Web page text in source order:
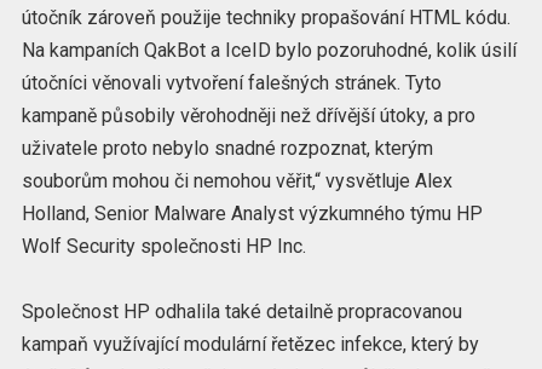
útočník zároveň použije techniky propašování HTML kódu.
Na kampaních QakBot a IceID bylo pozoruhodné, kolik úsilí
útočníci věnovali vytvoření falešných stránek. Tyto
kampaně působily věrohodněji než dřívější útoky, a pro
uživatele proto nebylo snadné rozpoznat, kterým
souborům mohou či nemohou věřit,“ vysvětluje Alex
Holland, Senior Malware Analyst výzkumného týmu HP
Wolf Security společnosti HP Inc.
Společnost HP odhalila také detailně propracovanou
kampaň využívající modulární řetězec infekce, který by